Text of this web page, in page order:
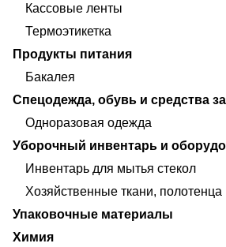
Кассовые ленты
Термоэтикетка
Продукты питания
Бакалея
Спецодежда, обувь и средства
Одноразовая одежда
Уборочный инвентарь и
Инвентарь для мытья стекол
Хозяйственные ткани, полотенца
Упаковочные материалы
Химия